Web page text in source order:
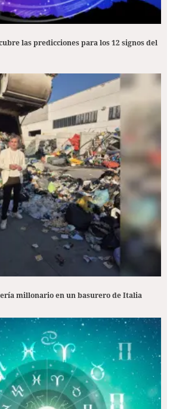
las predicciones para los 12 signos del
millonario en un basurero de Italia